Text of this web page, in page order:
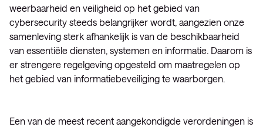
weerbaarheid en veiligheid op het gebied van
cybersecurity steeds belangrijker wordt, aangezien onze
samenleving sterk afhankelijk is van de beschikbaarheid
van essentiële diensten, systemen en informatie. Daarom is
er strengere regelgeving opgesteld om maatregelen op
het gebied van informatiebeveiliging te waarborgen.
Een van de meest recent aangekondigde verordeningen is